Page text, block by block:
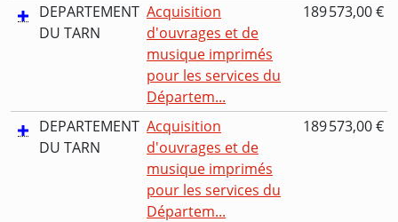
DEPARTEMENT
DU TARN
Acquisition
d'ouvrages et de
musique imprimés
pour les services du
Départem...
189 573,00 €
DEPARTEMENT
DU TARN
Acquisition
d'ouvrages et de
musique imprimés
pour les services du
Départem...
189 573,00 €